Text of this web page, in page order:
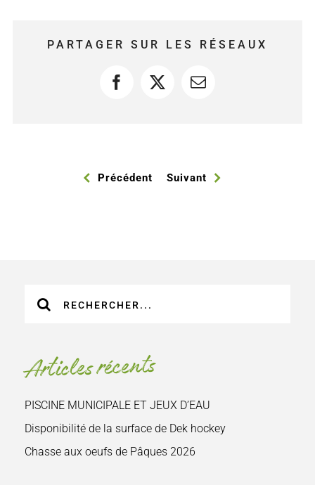
PARTAGER SUR LES RÉSEAUX
Facebook
X Courriel
Précédent Suivant
sur
Articles récents
PISCINE MUNICIPALE ET JEUX D’EAU
Disponibilité de la surface de Dek hockey
Chasse aux oeufs de Pâques 2026